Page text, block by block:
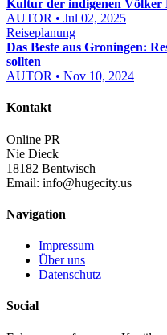
Kultur der indigenen Völker
AUTOR • Jul 02, 2025
Reiseplanung
Das Beste aus Groningen:
sollten
AUTOR • Nov 10, 2024
Kontakt
Online PR
Nie Dieck
18182 Bentwisch
Email: info@hugecity.us
Navigation
Impressum
Über uns
Datenschutz
Social